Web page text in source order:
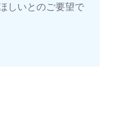
しいとのご要望で